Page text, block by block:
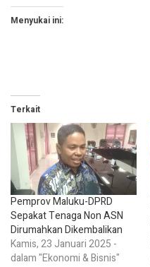
Menyukai ini:
Terkait
Pemprov Maluku-DPRD
Sepakat Tenaga Non ASN
Dirumahkan Dikembalikan
Kamis, 23 Januari 2025 -
dalam "Ekonomi & Bisnis"